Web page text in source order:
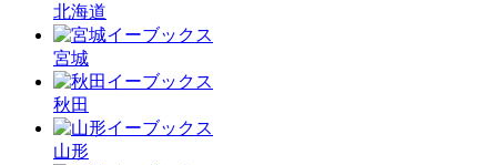
北海道
宮城
秋田
山形